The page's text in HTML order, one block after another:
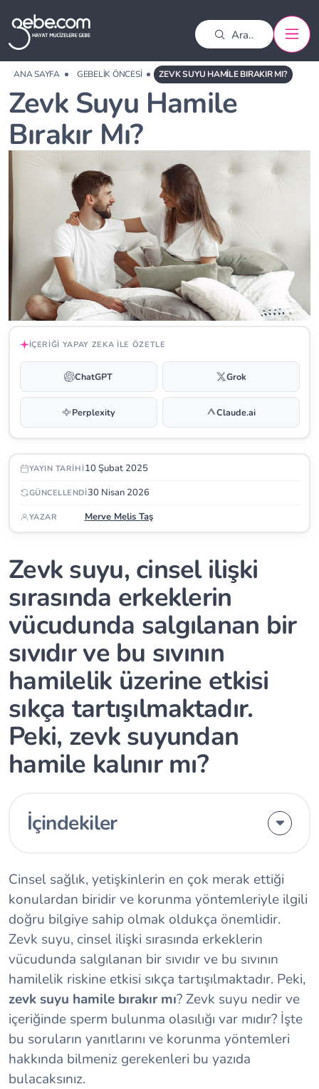
ANA SAYFA GEBELIK ÖNCESI ZEVK SUYU HAMILE BIRAKIR MI?
Zevk Suyu Hamile
Bırakır Mı?
İÇERIĞI YAPAY ZEKA ILE ÖZETLE
ChatGPT Grok
Perplexity Claude.ai
YAYIN TARIHI10 Şubat 2025
GÜNCELLENDI30 Nisan 2026
YAZAR Merve Melis Taş
Zevk suyu, cinsel ilişki
sırasında erkeklerin
vücudunda salgılanan bir
sıvıdır ve bu sıvının
hamilelik üzerine etkisi
sıkça tartışılmaktadır.
Peki, zevk suyundan
hamile kalınır mı?
İçindekiler
Cinsel sağlık, yetişkinlerin en çok merak ettiği
konulardan biridir ve korunma yöntemleriyle ilgili
doğru bilgiye sahip olmak oldukça önemlidir.
Zevk suyu, cinsel ilişki sırasında erkeklerin
vücudunda salgılanan bir sıvıdır ve bu sıvının
hamilelik riskine etkisi sıkça tartışılmaktadır. Peki,
zevk suyu hamile bırakır mı? Zevk suyu nedir ve
içeriğinde sperm bulunma olasılığı var mıdır? İşte
bu soruların yanıtlarını ve korunma yöntemleri
hakkında bilmeniz gerekenleri bu yazıda
bulacaksınız.